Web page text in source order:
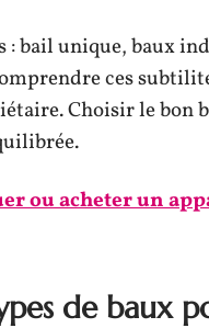
: bail unique, baux
ces
Choisir le bon
ou acheter un
de baux